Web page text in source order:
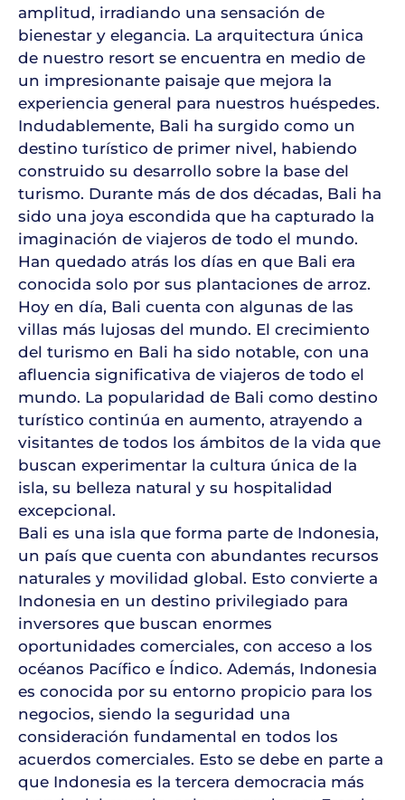
amplitud, irradiando una sensación de
bienestar y elegancia. La arquitectura única
de nuestro resort se encuentra en medio de
un impresionante paisaje que mejora la
experiencia general para nuestros huéspedes.
Indudablemente, Bali ha surgido como un
destino turístico de primer nivel, habiendo
construido su desarrollo sobre la base del
turismo. Durante más de dos décadas, Bali ha
sido una joya escondida que ha capturado la
imaginación de viajeros de todo el mundo.
Han quedado atrás los días en que Bali era
conocida solo por sus plantaciones de arroz.
Hoy en día, Bali cuenta con algunas de las
villas más lujosas del mundo. El crecimiento
del turismo en Bali ha sido notable, con una
afluencia significativa de viajeros de todo el
mundo. La popularidad de Bali como destino
turístico continúa en aumento, atrayendo a
visitantes de todos los ámbitos de la vida que
buscan experimentar la cultura única de la
isla, su belleza natural y su hospitalidad
excepcional.
Bali es una isla que forma parte de Indonesia,
un país que cuenta con abundantes recursos
naturales y movilidad global. Esto convierte a
Indonesia en un destino privilegiado para
inversores que buscan enormes
oportunidades comerciales, con acceso a los
océanos Pacífico e Índico. Además, Indonesia
es conocida por su entorno propicio para los
negocios, siendo la seguridad una
consideración fundamental en todos los
acuerdos comerciales. Esto se debe en parte a
que Indonesia es la tercera democracia más